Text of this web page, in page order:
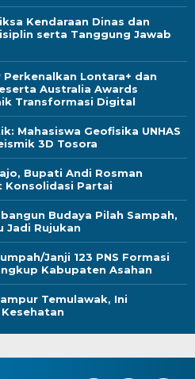
Kendaraan Dinas dan
serta Tanggung Jawab
Lontara+ dan
Australia Awards
Transformasi Digital
Mahasiswa Geofisika UNHAS
3D Tosora
Bupati Andi Rosman
Konsolidasi Partai
Budaya Pilah Sampah,
Jadi Rujukan
Janji 123 PNS Formasi
Kabupaten Asahan
Temulawak, Ini